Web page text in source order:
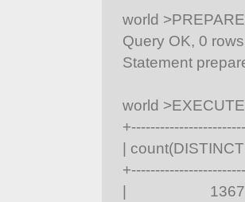
world
Query OK, 0
Statement
world
|
| 1367